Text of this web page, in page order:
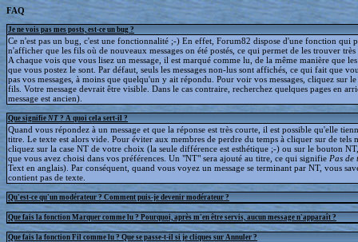
FAQ
Je ne vois pas mes posts, est-ce un bug ?
Ce n'est pas un bug, c'est une fonctionnalité ;-) En effet, Forum82 dispose d'une fonction qui
n'afficher que les fils où de nouveaux messages on été postés, ce qui permet de les trouver
A chaque vois que vous lisez un message, il est marqué comme lu, de la même manière que les
que vous postez le sont. Par défaut, seuls les messages non-lus sont affichés, ce qui fait que
pas vos messages, à moins que quelqu'un y ait répondu. Pour voir vos messages, cliquez sur
fils. Votre message devrait être visible. Dans le cas contraire, recherchez quelques pages en
message est ancien).
Que signifie NT ? A quoi cela sert-il ?
Quand vous répondez à un message et que la réponse est très courte, il est possible qu'elle
titre. Le texte est alors vide. Pour éviter aux membres de perdre du temps à cliquer sur de tels
cliquez sur la case NT de votre choix (la seule différence est esthétique ;-) ou sur le bouton
que vous avez choisi dans vos préférences. Un "NT" sera ajouté au titre, ce qui signifie Pas de
Text en anglais). Par conséquent, quand vous voyez un message se terminant par NT, vous
contient pas de texte.
Qu'est-ce qu'un modérateur ? Comment puis-je devenir modérateur ?
Que fais la fonction Marquer comme lu ? Pourquoi, après m'en être servis, aucun message n'apparaît ?
Que fais la fonction Fil comme lu ? Que se passe-t-il si je cliques sur Annuler ?